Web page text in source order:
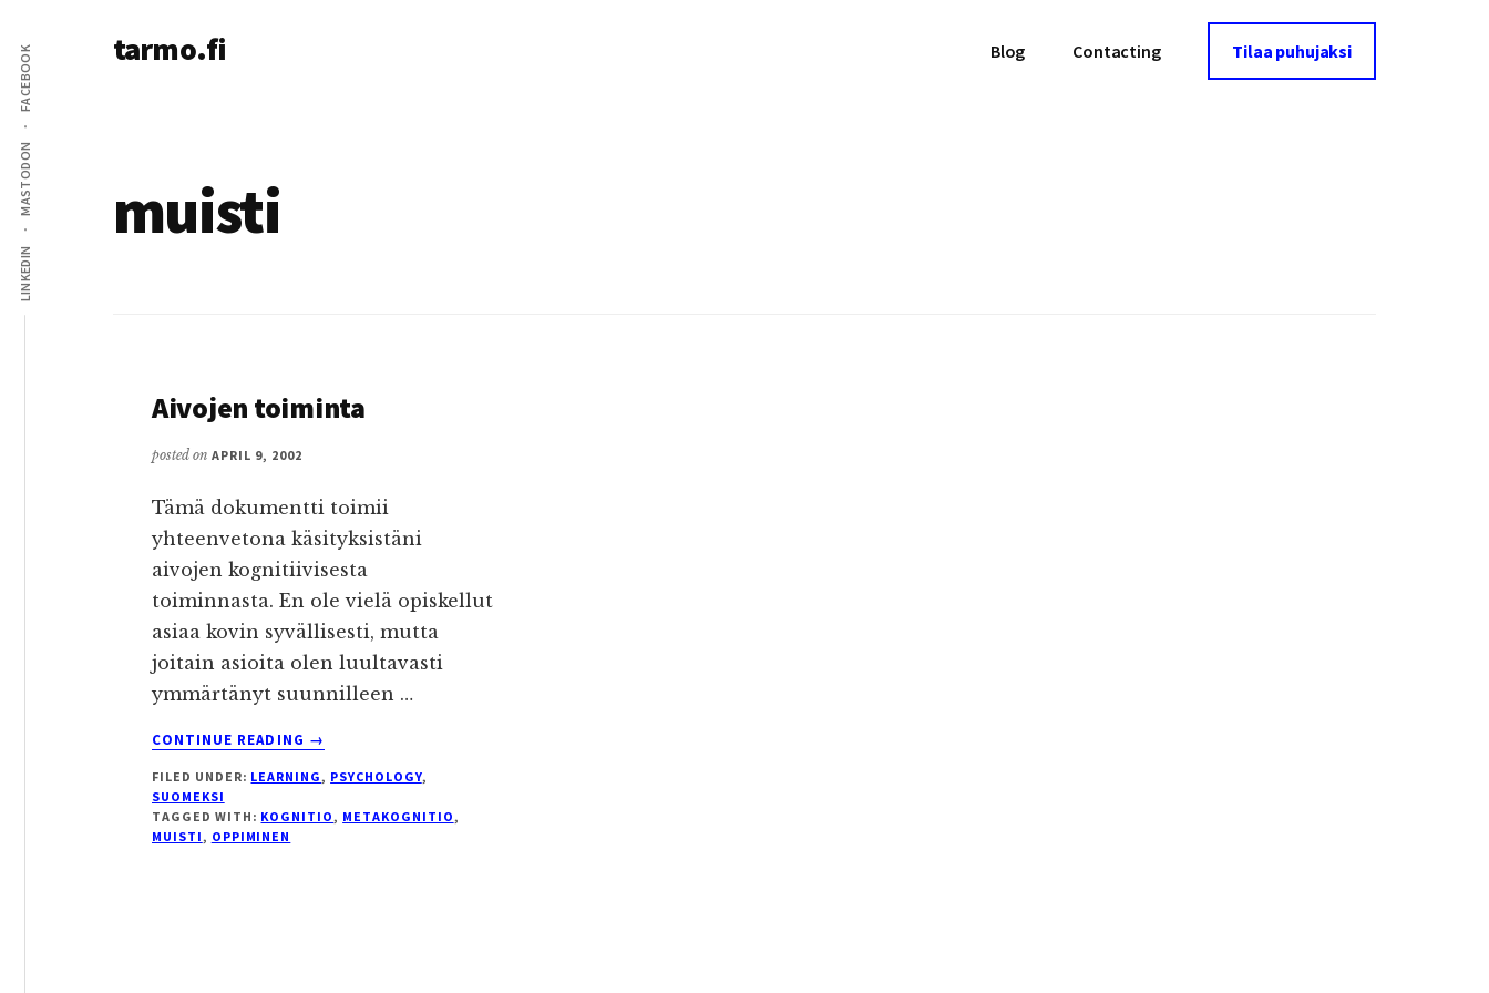
main
content
menu
LINKEDIN
MASTODON
FACEBOOK tarmo.fi
technology,
psychology,
Blog Contacting Tilaa puhujaksi
muisti
Aivojen toiminta
posted on APRIL 9, 2002
Tämä dokumentti toimii
yhteenvetona käsityksistäni
aivojen kognitiivisesta
toiminnasta. En ole vielä opiskellut
asiaa kovin syvällisesti, mutta
joitain asioita olen luultavasti
ymmärtänyt suunnilleen …
CONTINUE READING
ABOUT
TOIMINTA
→
FILED UNDER: LEARNING, PSYCHOLOGY,
SUOMEKSI
TAGGED WITH: KOGNITIO, METAKOGNITIO,
MUISTI, OPPIMINEN